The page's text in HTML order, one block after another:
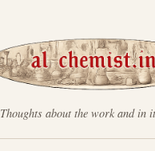
Thoughts about the work and in